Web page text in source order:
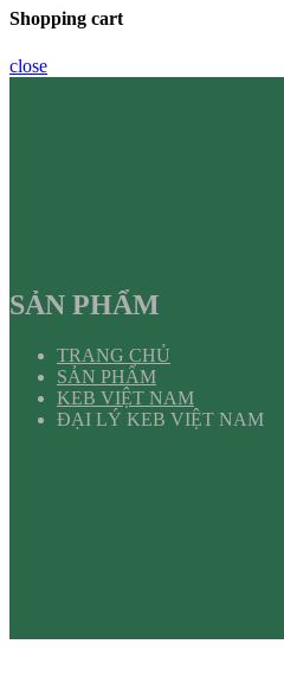
Shopping cart
close
SẢN PHẨM
TRANG CHỦ
SẢN PHẨM
KEB VIỆT NAM
ĐẠI LÝ KEB VIỆT NAM